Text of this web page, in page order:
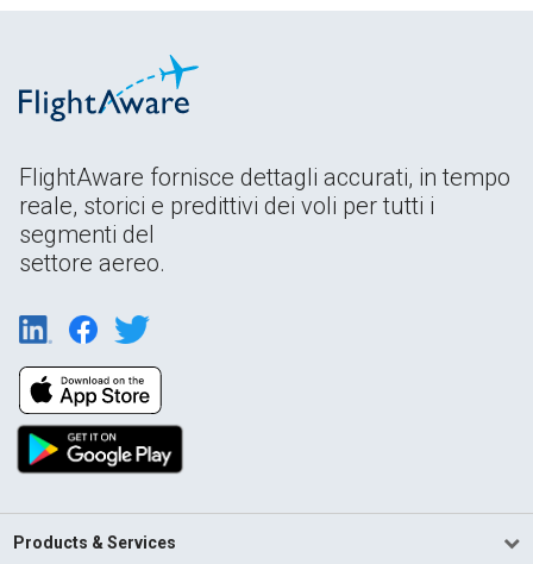
FlightAware fornisce dettagli accurati, in tempo
reale, storici e predittivi dei voli per tutti i
segmenti del
settore aereo.
Products & Services